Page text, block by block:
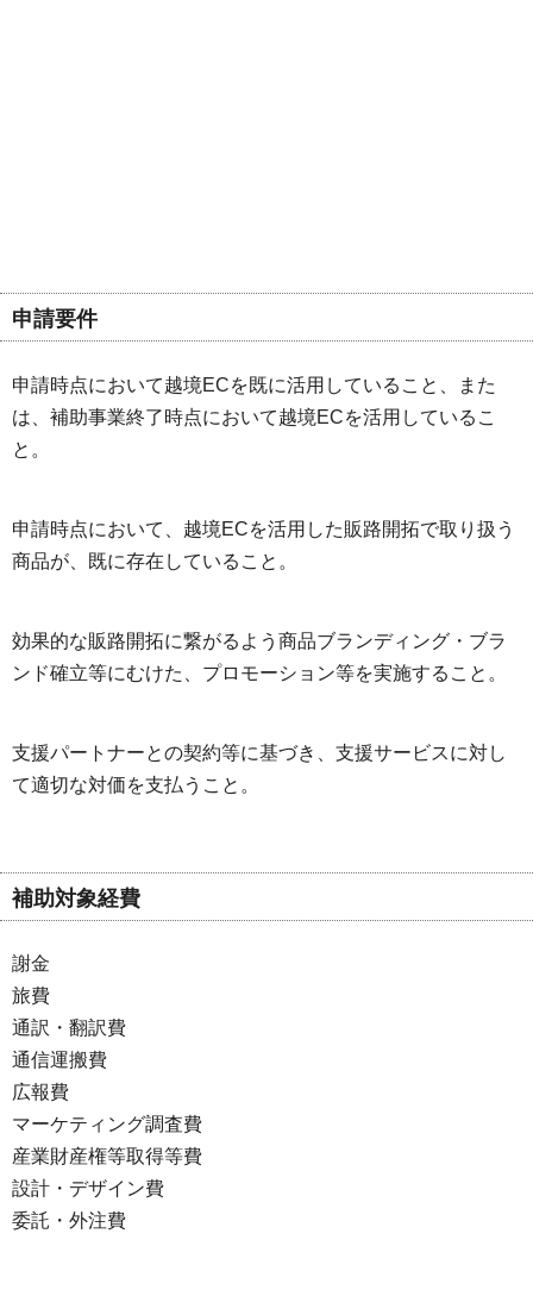
申請要件
申請時点において越境ECを既に活用していること、また
は、補助事業終了時点において越境ECを活用しているこ
と。
申請時点において、越境ECを活用した販路開拓で取り扱う
商品が、既に存在していること。
効果的な販路開拓に繋がるよう商品ブランディング・ブラ
ンド確立等にむけた、プロモーション等を実施すること。
支援パートナーとの契約等に基づき、支援サービスに対し
て適切な対価を支払うこと。
補助対象経費
謝金
旅費
通訳・翻訳費
通信運搬費
広報費
マーケティング調査費
産業財産権等取得等費
設計・デザイン費
委託・外注費